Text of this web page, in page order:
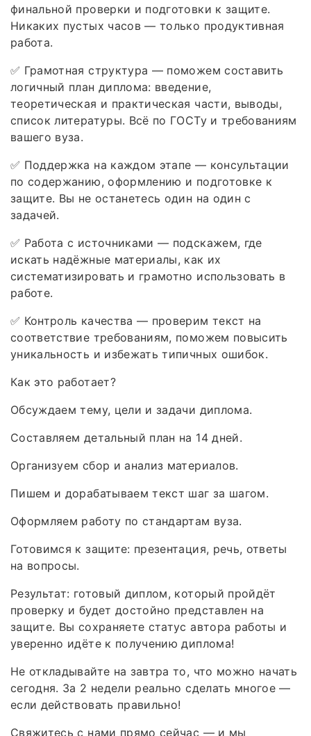
финальной проверки и подготовки к защите.
Никаких пустых часов — только продуктивная
работа.
✅ Грамотная структура — поможем составить
логичный план диплома: введение,
теоретическая и практическая части, выводы,
список литературы. Всё по ГОСТу и требованиям
вашего вуза.
✅ Поддержка на каждом этапе — консультации
по содержанию, оформлению и подготовке к
защите. Вы не останетесь один на один с
задачей.
✅ Работа с источниками — подскажем, где
искать надёжные материалы, как их
систематизировать и грамотно использовать в
работе.
✅ Контроль качества — проверим текст на
соответствие требованиям, поможем повысить
уникальность и избежать типичных ошибок.
Как это работает?
Обсуждаем тему, цели и задачи диплома.
Составляем детальный план на 14 дней.
Организуем сбор и анализ материалов.
Пишем и дорабатываем текст шаг за шагом.
Оформляем работу по стандартам вуза.
Готовимся к защите: презентация, речь, ответы
на вопросы.
Результат: готовый диплом, который пройдёт
проверку и будет достойно представлен на
защите. Вы сохраняете статус автора работы и
уверенно идёте к получению диплома!
Не откладывайте на завтра то, что можно начать
сегодня. За 2 недели реально сделать многое —
если действовать правильно!
Свяжитесь с нами прямо сейчас — и мы